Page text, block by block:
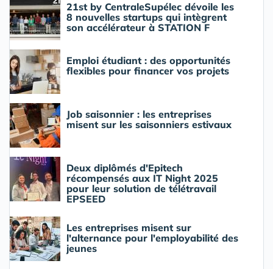
21st by CentraleSupélec dévoile les
8 nouvelles startups qui intègrent
son accélérateur à STATION F
Emploi étudiant : des opportunités
flexibles pour financer vos projets
Job saisonnier : les entreprises
misent sur les saisonniers estivaux
Deux diplômés d'Epitech
récompensés aux IT Night 2025
pour leur solution de télétravail
EPSEED
Les entreprises misent sur
l'alternance pour l'employabilité des
jeunes